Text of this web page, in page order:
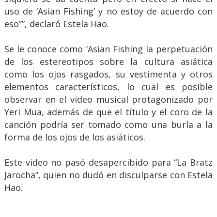
uso de ‘Asian Fishing’ y no estoy de acuerdo con
eso””, declaró Estela Hao.
Se le conoce como ‘Asian Fishing la perpetuación
de los estereotipos sobre la cultura asiática
como los ojos rasgados, su vestimenta y otros
elementos característicos, lo cual es posible
observar en el video musical protagonizado por
Yeri Mua, además de que el título y el coro de la
canción podría ser tomado como una burla a la
forma de los ojos de los asiáticos.
Este video no pasó desapercibido para “La Bratz
Jarocha”, quien no dudó en disculparse con Estela
Hao.